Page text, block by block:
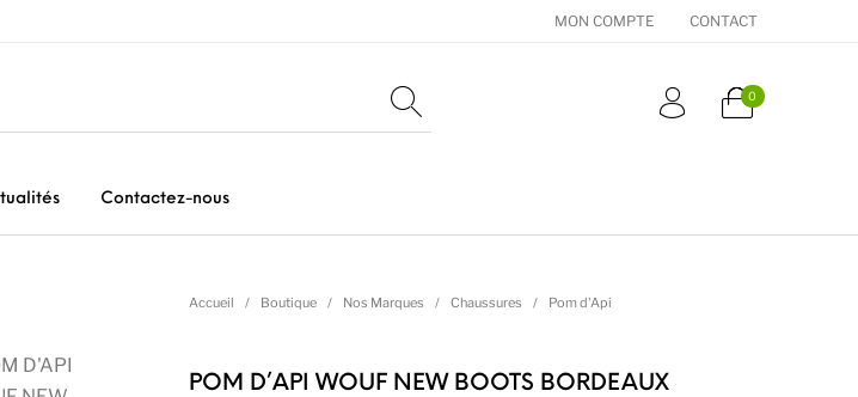
MON COMPTE CONTACT
0
Contactez-nous
Accueil / Boutique / Nos Marques / Chaussures / Pom d'Api
POM D’API WOUF NEW BOOTS BORDEAUX